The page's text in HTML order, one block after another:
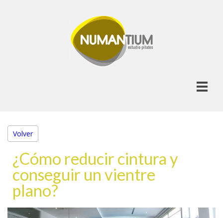
Volver
¿Cómo reducir cintura y
conseguir un vientre
plano?